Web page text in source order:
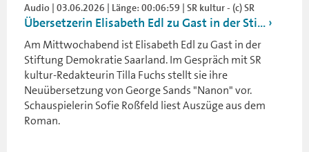
Audio | 03.06.2026 | Länge: 00:06:59 | SR kultur - (c) SR
Übersetzerin Elisabeth Edl zu Gast in der Sti...
Am Mittwochabend ist Elisabeth Edl zu Gast in der
Stiftung Demokratie Saarland. Im Gespräch mit SR
kultur-Redakteurin Tilla Fuchs stellt sie ihre
Neuübersetzung von George Sands "Nanon" vor.
Schauspielerin Sofie Roßfeld liest Auszüge aus dem
Roman.